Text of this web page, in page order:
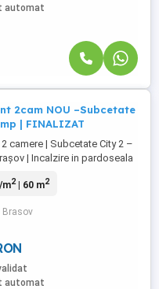
automat
2cam NOU –Subcetate
| FINALIZAT
camere | Subcetate City 2 –
| Incalzire in pardoseala
armonios confortul modern
Subcetate City 2 din
zonă apreciată pentru
și ...
m2| 60 m2
Brasov
automat